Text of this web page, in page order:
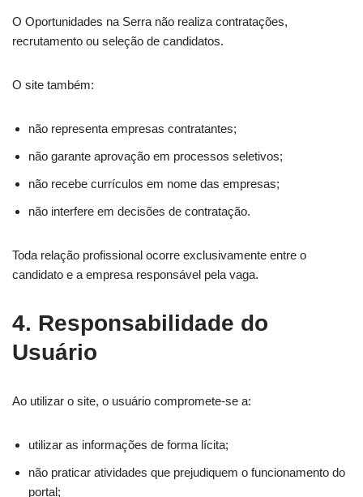
O Oportunidades na Serra não realiza contratações,
recrutamento ou seleção de candidatos.
O site também:
não representa empresas contratantes;
não garante aprovação em processos seletivos;
não recebe currículos em nome das empresas;
não interfere em decisões de contratação.
Toda relação profissional ocorre exclusivamente entre o
candidato e a empresa responsável pela vaga.
4. Responsabilidade do
Usuário
Ao utilizar o site, o usuário compromete-se a:
utilizar as informações de forma lícita;
não praticar atividades que prejudiquem o funcionamento do
portal;